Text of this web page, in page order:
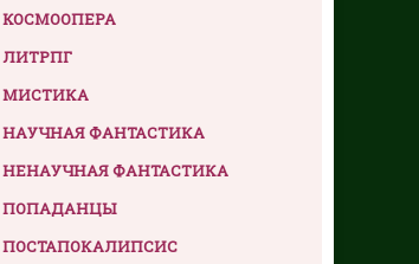
КОСМООПЕРА
ЛИТРПГ
МИСТИКА
НАУЧНАЯ ФАНТАСТИКА
НЕНАУЧНАЯ ФАНТАСТИКА
ПОПАДАНЦЫ
ПОСТАПОКАЛИПСИС